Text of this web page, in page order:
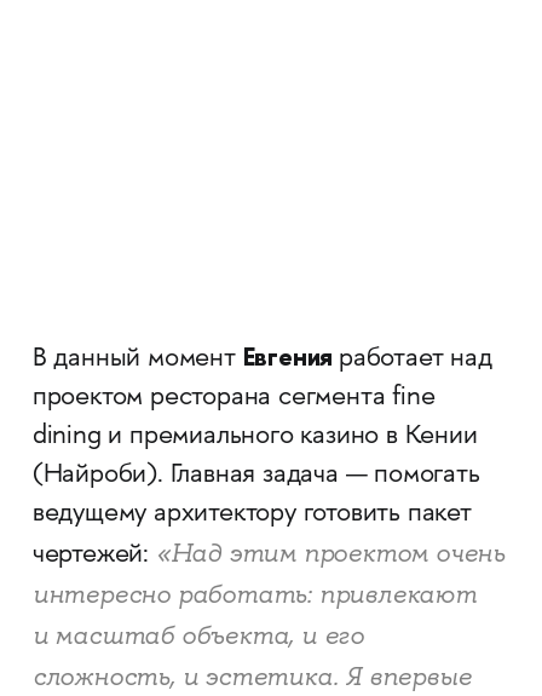
В данный момент Евгения работает над
проектом ресторана сегмента fine
dining и премиального казино в Кении
(Найроби). Главная задача — помогать
ведущему архитектору готовить пакет
чертежей: «Над этим проектом очень
интересно работать: привлекают
и масштаб объекта, и его
сложность, и эстетика. Я впервые